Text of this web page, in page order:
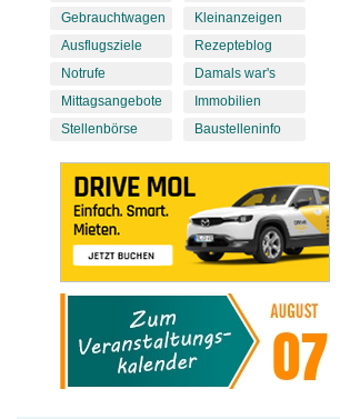
Gebrauchtwagen
Ausflugsziele
Notrufe
Mittagsangebote
Stellenbörse
Kleinanzeigen
Rezepteblog
Damals war's
Immobilien
Baustelleninfo